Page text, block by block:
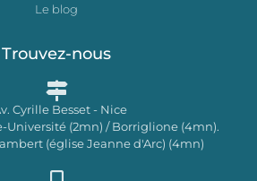
Le blog
Trouvez-nous
Cyrille Besset - Nice
Université (2mn) / Borriglione (4mn).
(église Jeanne d'Arc) (4mn)